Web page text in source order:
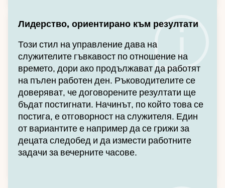
Лидерство, ориентирано към резултати
Този стил на управление дава на
служителите гъвкавост по отношение на
времето, дори ако продължават да работят
на пълен работен ден. Ръководителите се
доверяват, че договорените резултати ще
бъдат постигнати. Начинът, по който това се
постига, е отговорност на служителя. Един
от вариантите е например да се грижи за
децата следобед и да измести работните
задачи за вечерните часове.